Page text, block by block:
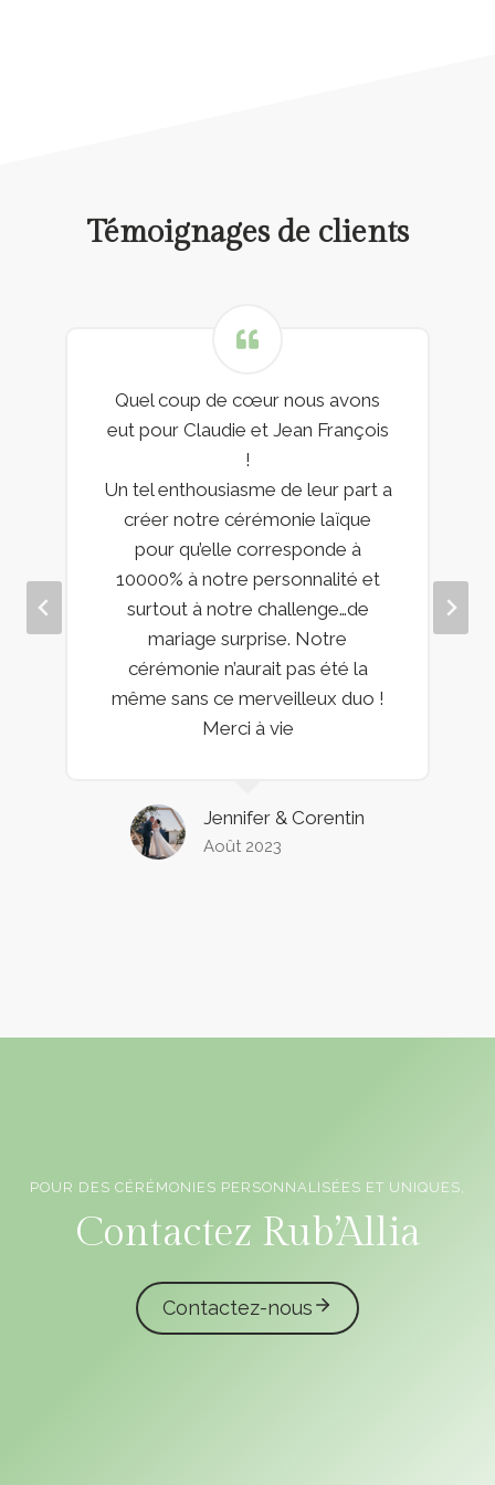
Témoignages de clients
Quel coup de cœur nous avons
eut pour Claudie et Jean François
!
Un tel enthousiasme de leur part a
créer notre cérémonie laïque
pour qu’elle corresponde à
10000% à notre personnalité et
surtout à notre challenge…de
mariage surprise. Notre
cérémonie n’aurait pas été la
même sans ce merveilleux duo !
Merci à vie
Jennifer & Corentin
Août 2023
POUR DES CÉRÉMONIES PERSONNALISÉES ET UNIQUES,
Contactez Rub’Allia
Contactez-nous